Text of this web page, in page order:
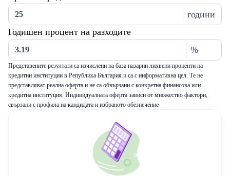
години
Годишен процент на разходите
%
Представените резултати са изчислени на база пазарни лихвени проценти на
кредитни институции в Република България и са с информативна цел. Те не
представляват реална оферта и не са обвързани с конкретна финансова или
кредитна институция. Индивидуалната оферта зависи от множество фактори,
свързани с профила на кандидата и избраното обезпечение